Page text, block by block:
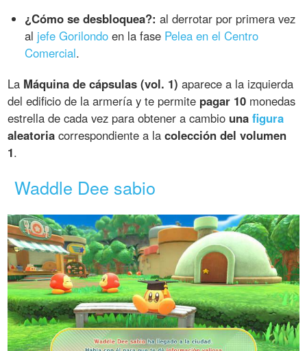
¿Cómo se desbloquea?: al derrotar por primera vez
al jefe Gorilondo en la fase Pelea en el Centro
Comercial.
La Máquina de cápsulas (vol. 1) aparece a la izquierda
del edificio de la armería y te permite pagar 10 monedas
estrella de cada vez para obtener a cambio unafigura
aleatoria correspondiente a lacolección del volumen
1.
Waddle Dee sabio